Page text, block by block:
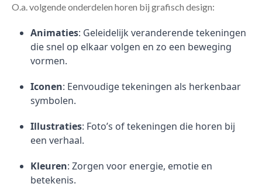
O.a. volgende onderdelen horen bij grafisch design:
Animaties: Geleidelijk veranderende tekeningen
die snel op elkaar volgen en zo een beweging
vormen.
Iconen: Eenvoudige tekeningen als herkenbaar
symbolen.
Illustraties: Foto’s of tekeningen die horen bij
een verhaal.
Kleuren: Zorgen voor energie, emotie en
betekenis.